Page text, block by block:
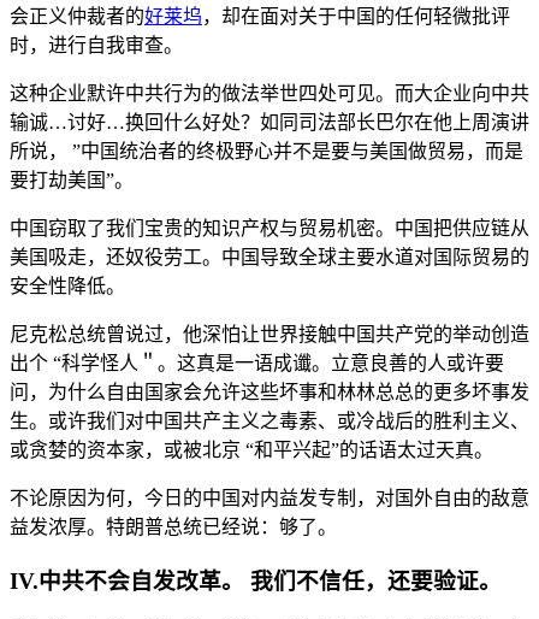
会正义仲裁者的好莱坞，却在面对关于中国的任何轻微批评
时，进行自我审查。
这种企业默许中共行为的做法举世四处可见。而大企业向中共
输诚…讨好…换回什么好处？如同司法部长巴尔在他上周演讲
所说， ”中国统治者的终极野心并不是要与美国做贸易，而是
要打劫美国”。
中国窃取了我们宝贵的知识产权与贸易机密。中国把供应链从
美国吸走，还奴役劳工。中国导致全球主要水道对国际贸易的
安全性降低。
尼克松总统曾说过，他深怕让世界接触中国共产党的举动创造
出个 “科学怪人＂。这真是一语成谶。立意良善的人或许要
问，为什么自由国家会允许这些坏事和林林总总的更多坏事发
生。或许我们对中国共产主义之毒素、或冷战后的胜利主义、
或贪婪的资本家，或被北京 “和平兴起”的话语太过天真。
不论原因为何，今日的中国对内益发专制，对国外自由的敌意
益发浓厚。特朗普总统已经说：够了。
IV.中共不会自发改革。 我们不信任，还要验证。